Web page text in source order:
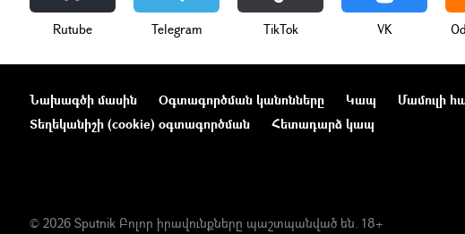
Rutube Telegram ТikТоk VK
Նախագծի մասին Օգտագործման կանոնները Կապ Մամուլի
Տեղեկանիշի (cookie) օգտագործման
Հետադարձ կապ
© 2026 Sputnik Բոլոր իրավունքները պաշտպանված են. 18+